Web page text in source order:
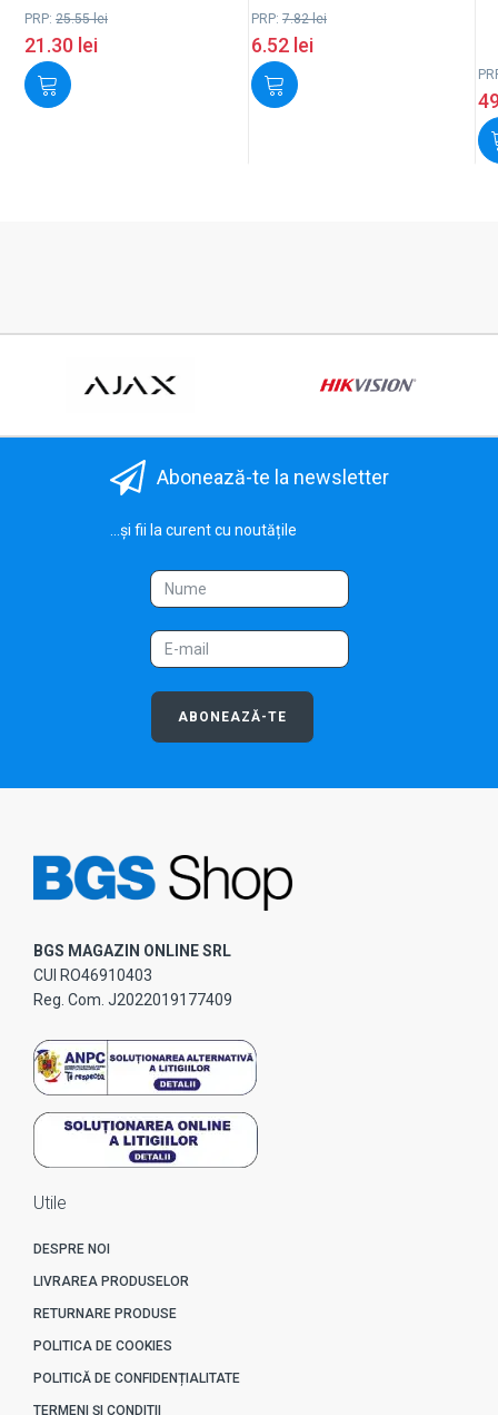
PRP: 25.55lei
21.30 lei
PRP: 7.82lei
6.52 lei
Abonează-te la newsletter
...și fii la curent cu noutățile
ABONEAZĂ-TE
BGS MAGAZIN ONLINE SRL
CUI RO46910403
Reg. Com. J2022019177409
Utile
DESPRE NOI
LIVRAREA PRODUSELOR
RETURNARE PRODUSE
POLITICA DE COOKIES
POLITICĂ DE CONFIDENȚIALITATE
TERMENI ȘI CONDITII